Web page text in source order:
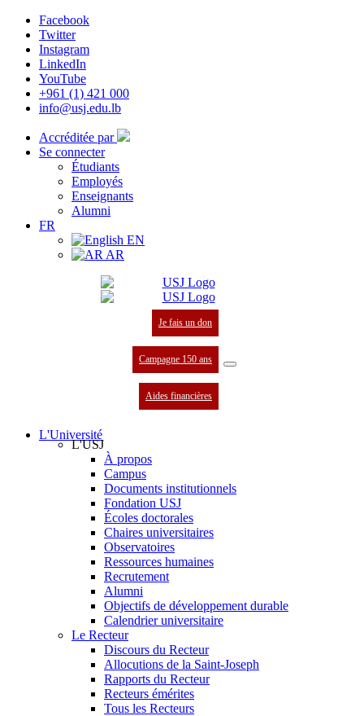
Facebook
Twitter
Instagram
LinkedIn
YouTube
+961 (1) 421 000
info@usj.edu.lb
Accréditée par
Se connecter
Étudiants
Employés
Enseignants
Alumni
FR
EN
AR
Je fais un don
Campagne 150 ans
Aides financières
L'Université
L'USJ
À propos
Campus
Documents institutionnels
Fondation USJ
Écoles doctorales
Chaires universitaires
Observatoires
Ressources humaines
Recrutement
Alumni
Objectifs de développement durable
Calendrier universitaire
Le Recteur
Discours du Recteur
Allocutions de la Saint-Joseph
Rapports du Recteur
Recteurs émérites
Tous les Recteurs